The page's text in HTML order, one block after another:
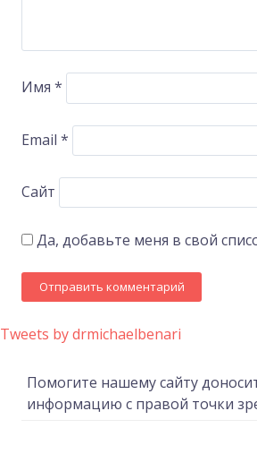
Имя *
Email *
Сайт
Да, добавьте меня в свой
Tweets by drmichaelbenari
Помогите нашему сайту
информацию с правой точки